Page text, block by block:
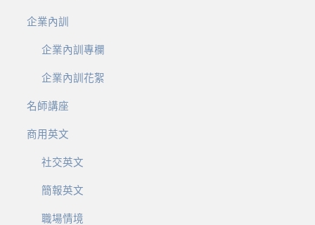
企業內訓
企業內訓專欄
企業內訓花絮
名師講座
商用英文
社交英文
簡報英文
職場情境